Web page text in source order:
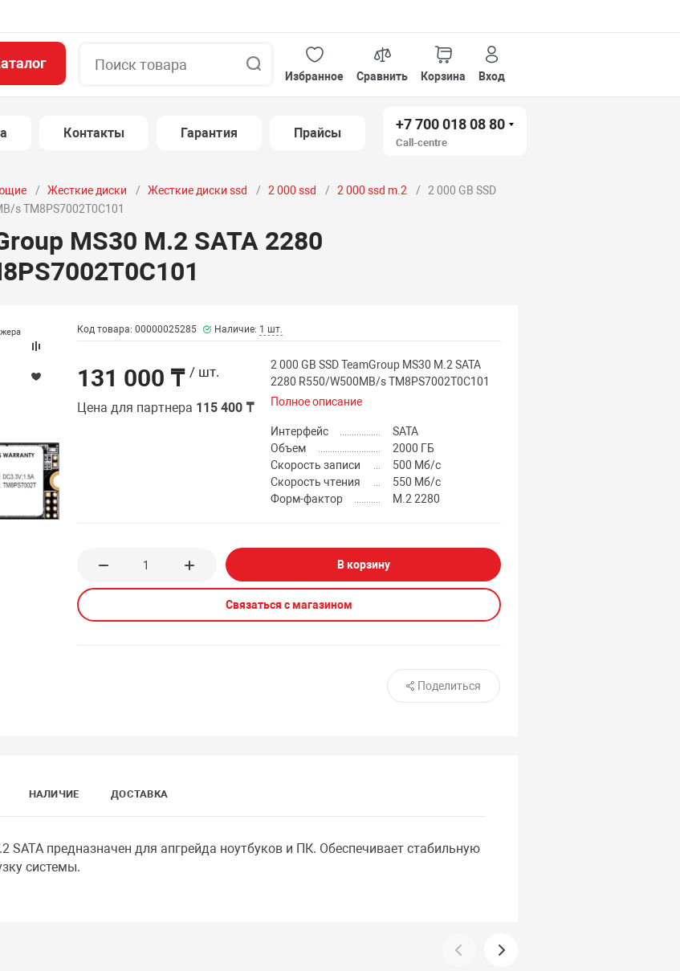
Избранное
Сравнить Корзина Вход
Контакты Гарантия Прайсы
+7 700 018 08 80
Call-centre
Жесткие диски Жесткие диски ssd 2 000 ssd 2 000 ssd m.2
2 000 GB SSD
s TM8PS7002T0C101
MS30 M.2 SATA 2280
Код товара: 00000025285 Наличие: 1 шт.
131 000 ₸ / шт.
Цена для партнера 115 400 ₸
2 000 GB SSD TeamGroup MS30 M.2 SATA
2280 R550/W500MB/s TM8PS7002T0C101
Полное описание
Интерфейс
SATA
Объем
2000 ГБ
Скорость записи
500 Мб/с
Скорость чтения
550 Мб/с
Форм-фактор
M.2 2280
В корзину
Связаться с магазином
Поделиться
НАЛИЧИЕ ДОСТАВКА
SATA предназначен для апгрейда ноутбуков и ПК. Обеспечивает стабильную
системы.